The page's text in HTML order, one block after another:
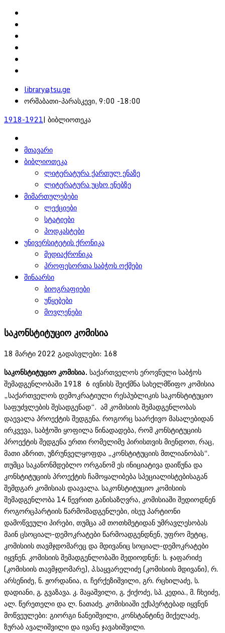
library@tsu.ge
ორშაბათი-პარასკევი, 9:00 -18:00
1918-1921| ბიბლიოთეკა
მთავარი
ბიბლიოთეკა
ლიტერატურა ქართულ ენაზე
ლიტერატურა უცხო ენებზე
მიმართულებები
ლექციები
სტატიები
პოდკასტები
უნივერსიტეტის ქრონიკა
მედიაქრონიკა
პროფესორთა საბჭოს ოქმები
შინაარსი
ბიოგრაფიები
უწყებები
მოვლენები
საკონსტიტუციო კომისია
18 მარტი 2022 გადასვლები: 168
საკონსტიტუციო კომისია. საქართველოს ეროვნული საბჭოს
შემადგენლობაში 1918 6 ივნისს შეიქმნა სახელმწიფო კომისია
„საქართველოს დემოკრატიული რესპუბლიკის საკონსტიტუციო
საფუძვლების შესადგენად“. ამ კომისიის შემადგენლობას
დაევალა პროექტის შედგენა. როგორც საარქივო მასალებიდან
ირკვევა, საბჭოში ყოფილა წინადადება, რომ კონსტიტუციის
პროექტის შედგენა ერთი რომელიმე პირისთვის მიენდოთ, რაც,
მათი აზრით, უზრუნველყოფდა „კონსტიტუციის მთლიანობას“.
თუმცა საკანონმდებლო ორგანომ ეს ინიციატივა დაიწუნა და
კონსტიტუციის პროექტის ჩამოყალიბება სპეციალისტებისაგან
შემდგარ კომისიას დაავალა. საკონსტიტუციო კომისიის
შემადგენლობა 14 წევრით განისაზღვრა, კომისიაში შედიოდნენ
როგორცპარტიის წარმომადგენლები, ისეუ პარტიონი
დამოწვეული პირები, თუმცა ამ თოთხმეტიდან უმრავლესობას
მაინ ცსოციალ-დემოკრატები წარმოადგენდნენ, უფრო მეტიც,
კომისიის თავმჯდომარეც და მდივანიც სოციალ-დემოკრატები
იყვნენ. კომისიის შემადგენლობაში შედიოდნენ: ს. ჯაფარიძე
(კომისიის თავმჯდომარე), პ.საყვარელიძე (კომისიის მდივანი), რ.
არსენიძე, ნ. ჟორდანია, ი. ჩერქეზიშვილი, გრ. რცხილაძე, ს.
დადიანი, გ. გვაზავა. კ. მაყაშვილი, გ. ქიქოძე, სპ. კედია., მ. ჩხეიძე,
ალ. წერეთელი და ლ. ნათაძე. კომისიაში ექსპერტებად იყვნენ
მოწვეულები: გიორგი ნანეიშვილი, კონსტანტინე მიქელაძე,
ზურაბ ავალიშვილი და ივანე ჯავახიშვილი.